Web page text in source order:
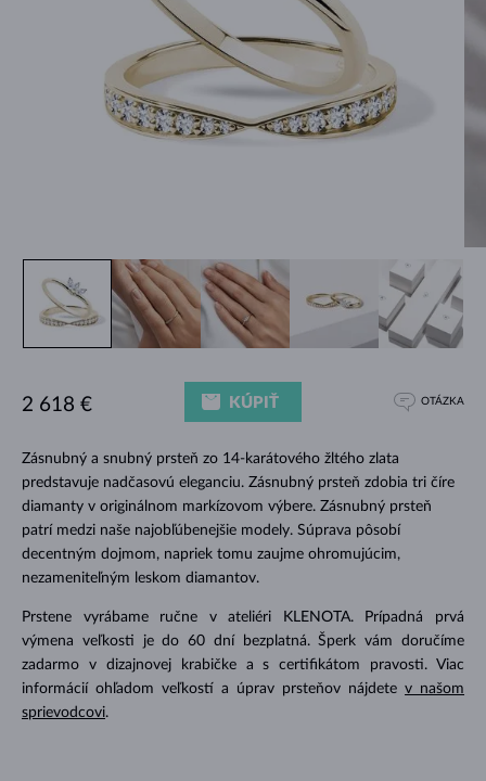
Zásnubný a snubný prsteň zo 14-karátového žltého zlata
predstavuje nadčasovú eleganciu. Zásnubný prsteň zdobia tri číre
diamanty v originálnom markízovom výbere. Zásnubný prsteň
patrí medzi naše najobľúbenejšie modely. Súprava pôsobí
decentným dojmom, napriek tomu zaujme ohromujúcim,
nezameniteľným leskom diamantov.
Prstene vyrábame ručne v ateliéri KLENOTA. Prípadná prvá
výmena veľkosti je do 60 dní bezplatná. Šperk vám doručíme
zadarmo v dizajnovej krabičke a s certifikátom pravosti. Viac
informácií ohľadom veľkostí a úprav prsteňov nájdetev našom
sprievodcovi.
2 618 € KÚPIŤ OTÁZKA